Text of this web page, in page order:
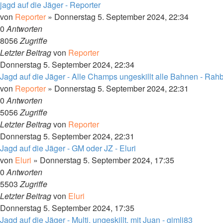
jagd auf die Jäger - Reporter
von Reporter » Donnerstag 5. September 2024, 22:34
0Antworten
8056Zugriffe
Letzter Beitragvon Reporter
Donnerstag 5. September 2024, 22:34
Jagd auf die Jäger - Alle Champs ungeskillt alle Bahnen -
von Reporter » Donnerstag 5. September 2024, 22:31
0Antworten
5056Zugriffe
Letzter Beitragvon Reporter
Donnerstag 5. September 2024, 22:31
Jagd auf die Jäger - GM oder JZ - Eluri
von Eluri » Donnerstag 5. September 2024, 17:35
0Antworten
5503Zugriffe
Letzter Beitragvon Eluri
Donnerstag 5. September 2024, 17:35
Jagd auf die Jäger - Multi, ungeskillt, mit Juan - gimli83